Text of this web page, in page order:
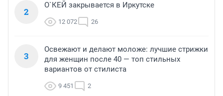
2
О`КЕЙ закрывается в Иркутске
12 072 26
3
Освежают и делают моложе: лучшие стрижки
для женщин после 40 — топ стильных
вариантов от стилиста
9 451 2